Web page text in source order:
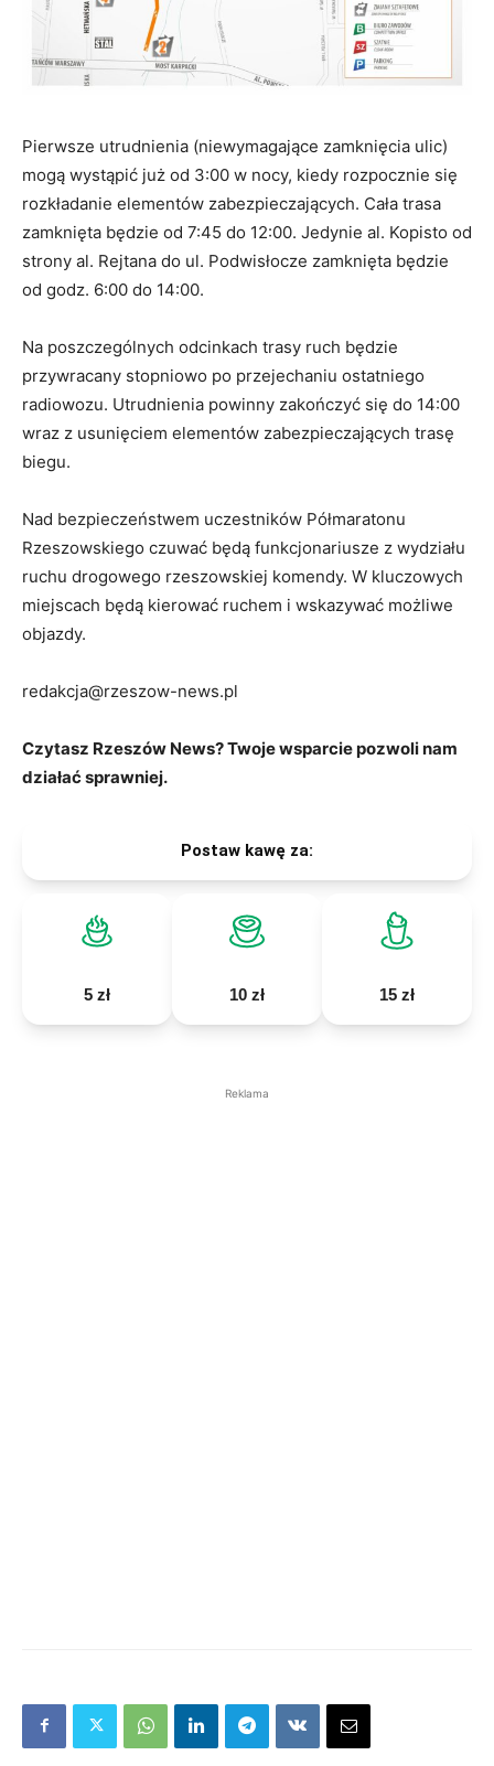
Pierwsze utrudnienia (niewymagające zamknięcia ulic)
mogą wystąpić już od 3:00 w nocy, kiedy rozpocznie się
rozkładanie elementów zabezpieczających. Cała trasa
zamknięta będzie od 7:45 do 12:00. Jedynie al. Kopisto od
strony al. Rejtana do ul. Podwisłocze zamknięta będzie
od godz. 6:00 do 14:00.
Na poszczególnych odcinkach trasy ruch będzie
przywracany stopniowo po przejechaniu ostatniego
radiowozu. Utrudnienia powinny zakończyć się do 14:00
wraz z usunięciem elementów zabezpieczających trasę
biegu.
Nad bezpieczeństwem uczestników Półmaratonu
Rzeszowskiego czuwać będą funkcjonariusze z wydziału
ruchu drogowego rzeszowskiej komendy. W kluczowych
miejscach będą kierować ruchem i wskazywać możliwe
objazdy.
redakcja@rzeszow-news.pl
Czytasz Rzeszów News? Twoje wsparcie pozwoli nam
działać sprawniej.
Postaw kawę za:
5 zł 10 zł 15 zł
Reklama